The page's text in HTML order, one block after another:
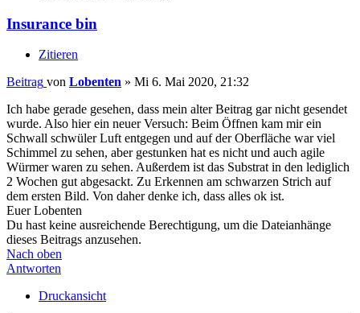
Insurance bin
Zitieren
Beitrag von Lobenten » Mi 6. Mai 2020, 21:32
Ich habe gerade gesehen, dass mein alter Beitrag gar nicht gesendet
wurde. Also hier ein neuer Versuch: Beim Öffnen kam mir ein
Schwall schwüler Luft entgegen und auf der Oberfläche war viel
Schimmel zu sehen, aber gestunken hat es nicht und auch agile
Würmer waren zu sehen. Außerdem ist das Substrat in den lediglich
2 Wochen gut abgesackt. Zu Erkennen am schwarzen Strich auf
dem ersten Bild. Von daher denke ich, dass alles ok ist.
Euer Lobenten
Du hast keine ausreichende Berechtigung, um die Dateianhänge
dieses Beitrags anzusehen.
Nach oben
Antworten
Druckansicht